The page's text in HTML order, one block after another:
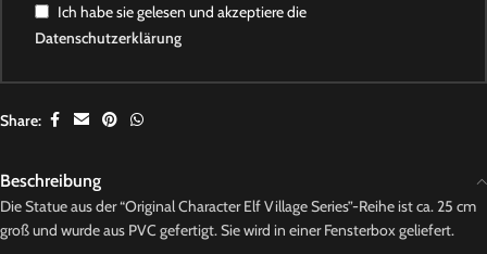
Ich habe sie gelesen und akzeptiere die
Datenschutzerklärung
Share:
Beschreibung
Die Statue aus der “Original Character Elf Village Series”-Reihe ist ca. 25 cm
groß und wurde aus PVC gefertigt. Sie wird in einer Fensterbox geliefert.